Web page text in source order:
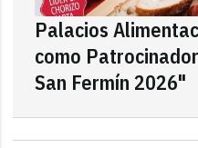
Palacios
como
San Fermín 2026"